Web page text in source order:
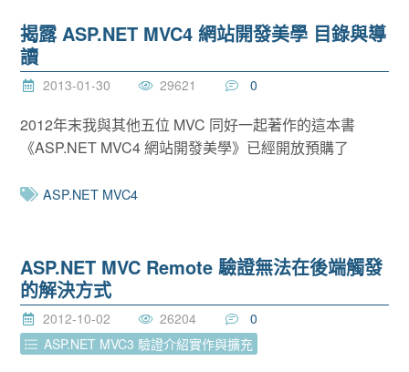
揭露 ASP.NET MVC4 網站開發美學 目錄與導
讀
2013-01-30 29621 0
2012年末我與其他五位 MVC 同好一起著作的這本書
《ASP.NET MVC4 網站開發美學》已經開放預購了
ASP.NET MVC4
ASP.NET MVC Remote 驗證無法在後端觸發
的解決方式
2012-10-02 26204
0
ASP.NET MVC3 驗證介紹實作與擴充